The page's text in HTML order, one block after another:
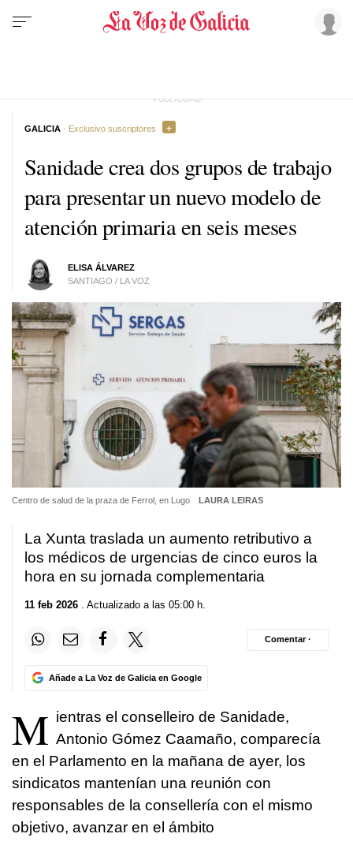
Sanidade crea dos grupos de trabajo
para presentar un nuevo modelo de
atención primaria en seis meses
ELISA ÁLVAREZ
SANTIAGO / LA VOZ
GALICIA · Exclusivo suscriptores
Centro de salud de la praza de Ferrol, en Lugo LAURA LEIRAS
La Xunta traslada un aumento retributivo a
los médicos de urgencias de cinco euros la
hora en su jornada complementaria
11 feb 2026 . Actualizado a las 05:00 h.
Añade a La Voz de Galicia en Google
Comentar ·
M ientras el conselleiro de Sanidade,
Antonio Gómez Caamaño, comparecía
en el Parlamento en la mañana de ayer, los
sindicatos mantenían una reunión con
responsables de la consellería con el mismo
objetivo, avanzar en el ámbito